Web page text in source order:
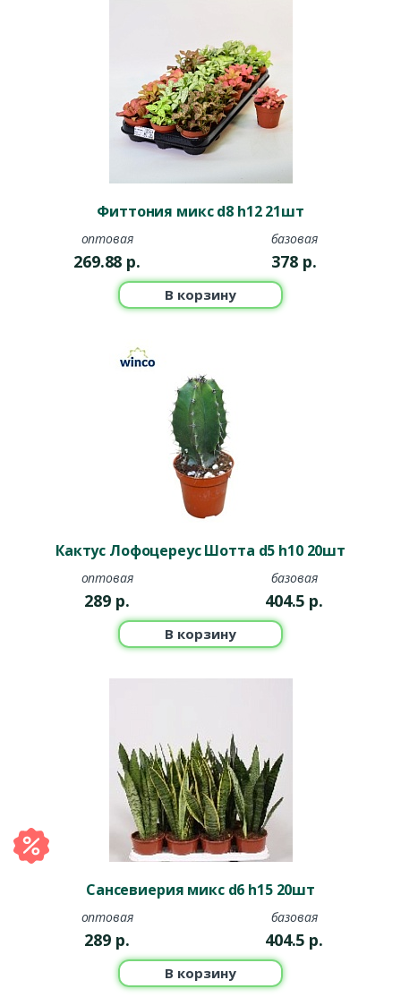
Фиттония микс d8 h12 21шт
оптовая
269.88 р.
базовая
378 р.
В корзину
Кактус Лофоцереус Шотта d5 h10 20шт
оптовая
289 р.
базовая
404.5 р.
В корзину
Сансевиерия микс d6 h15 20шт
оптовая
289 р.
базовая
404.5 р.
В корзину